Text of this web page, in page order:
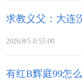
求教义父：大连
2026/8/5 0:55:00
有红B辉庭99怎